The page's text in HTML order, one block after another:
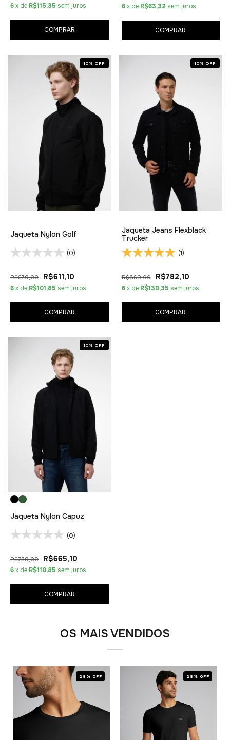
6x de R$115,35 sem juros
COMPRAR
6 x de R$63,32 sem juros
COMPRAR
10 % OFF
Jaqueta Nylon Golf
(0)
R$679,00 R$611,10
6x de R$101,85 sem juros
COMPRAR
10 % OFF
Jaqueta Jeans Flexblack
Trucker
(1)
R$869,00 R$782,10
6 x de R$130,35 sem juros
COMPRAR
10 % OFF
Jaqueta Nylon Capuz
(0)
R$739,00 R$665,10
6x de R$110,85 sem juros
COMPRAR
OS MAIS VENDIDOS
28% OFF 28% OFF